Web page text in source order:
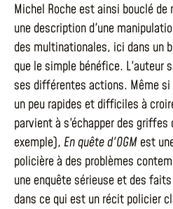
Michel Roche est ainsi bouclé
une description d'une
des multinationales, ici dans un
que le simple bénéfice. L'auteur
ses différentes actions. Même
un peu rapides et difficiles à
parvient à s'échapper des griffes
exemple), En quête d'OGM est
policière à des problèmes
une enquête sérieuse et des
dans ce qui est un récit policier